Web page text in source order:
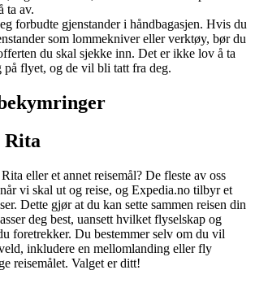
ta av.
forbudte gjenstander i håndbagasjen. Hvis du
som lommekniver eller verktøy, bør du
du skal sjekke inn. Det er ikke lov å ta
på flyet, og de vil bli tatt fra deg.
Rita
eller et annet reisemål? De fleste av oss
vi skal ut og reise, og Expedia.no tilbyr et
Dette gjør at du kan sette sammen reisen din
deg best, uansett hvilket flyselskap og
foretrekker. Du bestemmer selv om du vil
inkludere en mellomlanding eller fly
reisemålet. Valget er ditt!